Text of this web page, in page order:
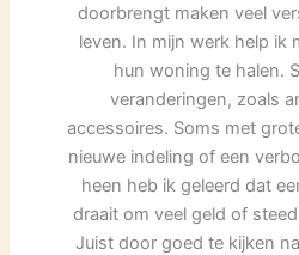
doorbrengt maken veel
leven. In mijn werk help ik
hun woning te halen.
veranderingen, zoals
accessoires. Soms met
nieuwe indeling of een
heen heb ik geleerd dat
draait om veel geld of
Juist door goed te kijken